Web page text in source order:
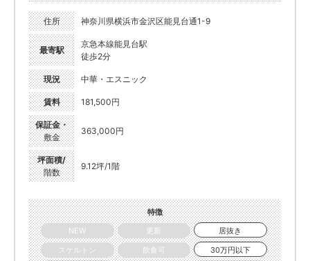
住所 神奈川県横浜市金沢区能見台通1-9
最寄駅
京急本線能見台駅
徒歩2分
現況 中華・エスニック
賃料 181,500円
保証金・
敷金
363,000円
坪面積/
階数
9.12坪/1階
特徴
NEW
更新
居抜き
スケルトン
飲食可
30万円以下